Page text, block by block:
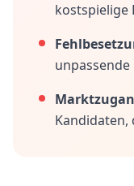
kostspielige
Kandidaten,